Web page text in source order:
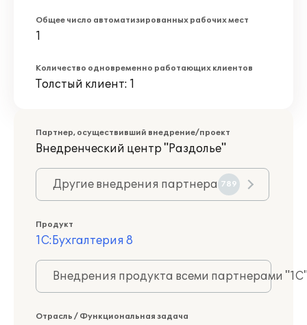
Общее число автоматизированных рабочих мест
1
Количество одновременно работающих клиентов
Толстый клиент: 1
Партнер, осуществивший внедрение/проект
Внедренческий центр "Раздолье"
Другие внедрения партнера 789
Продукт
1С:Бухгалтерия 8
Внедрения продукта всеми партнерами
Отрасль / Функциональная задача